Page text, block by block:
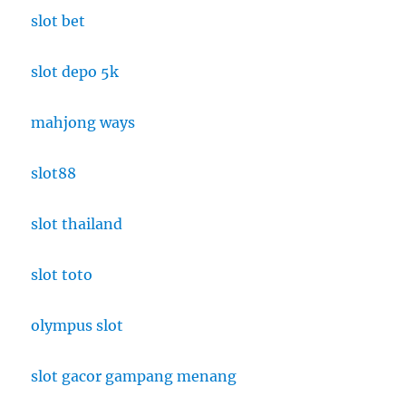
slot bet
slot depo 5k
mahjong ways
slot88
slot thailand
slot toto
olympus slot
slot gacor gampang menang